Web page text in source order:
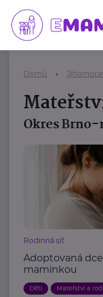
Domů
Okres
Rodinná síť
Adoptovaná
maminkou
Děti Mateřství a